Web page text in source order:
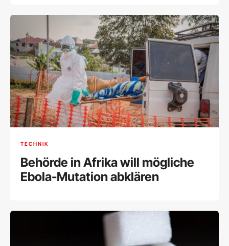
TECHNIK
Behörde in Afrika will mögliche
Ebola-Mutation abklären